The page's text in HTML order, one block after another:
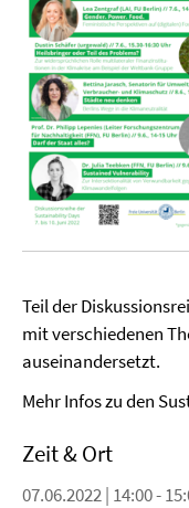
Teil der
mit verschiedenen
auseinandersetzt.
Mehr Infos zu den
Zeit & Ort
07.06.2022 | 14:00 -